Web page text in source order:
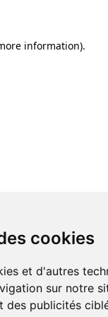
cookies
et d'autres
sur notre
des publicités
information).